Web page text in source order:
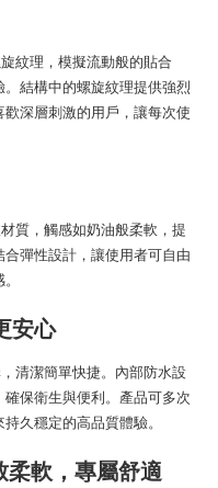
紋理，模擬流動般的貼合
結構中的螺旋紋理提供強烈
深層刺激的用戶，讓每次使
質，觸感如奶油般柔軟，提
彈性設計，讓使用者可自由
安心
清潔簡單快捷。內部防水設
保衛生與便利。產品可多次
久穩定的高品質體驗。
軟，專屬舒適